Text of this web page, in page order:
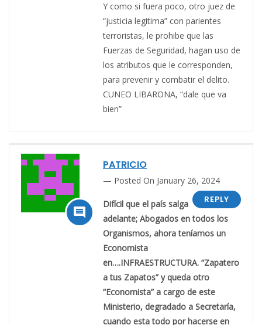
Y como si fuera poco, otro juez de
“justicia legitima” con parientes
terroristas, le prohibe que las
Fuerzas de Seguridad, hagan uso de
los atributos que le corresponden,
para prevenir y combatir el delito.
CUNEO LIBARONA, “dale que va
bien”

PATRICIO
Posted On January 26, 2024
REPLY
Difícil que el país salga
adelante; Abogados en todos los
Organismos, ahora teníamos un
Economista
en….INFRAESTRUCTURA. “Zapatero
a tus Zapatos” y queda otro
“Economista” a cargo de este
Ministerio, degradado a Secretaría,
cuando esta todo por hacerse en